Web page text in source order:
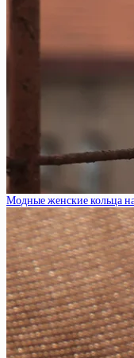
Модные женские кольца